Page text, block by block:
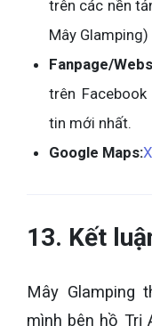
trên các nền
Mây Glamping)
Fanpage/
trên
tin mới nhất.
Google Maps:
13. Kết
Mây Glamping
mình bên hồ Trị